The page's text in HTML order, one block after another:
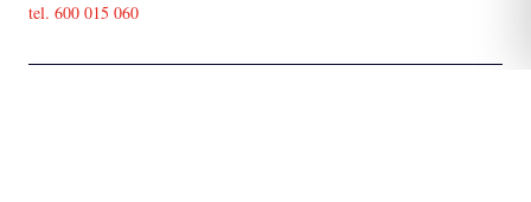
tel. 600 015 060